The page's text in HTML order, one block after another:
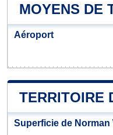
MOYENS DE
Aéroport
TERRITOIRE
Superficie de Norman